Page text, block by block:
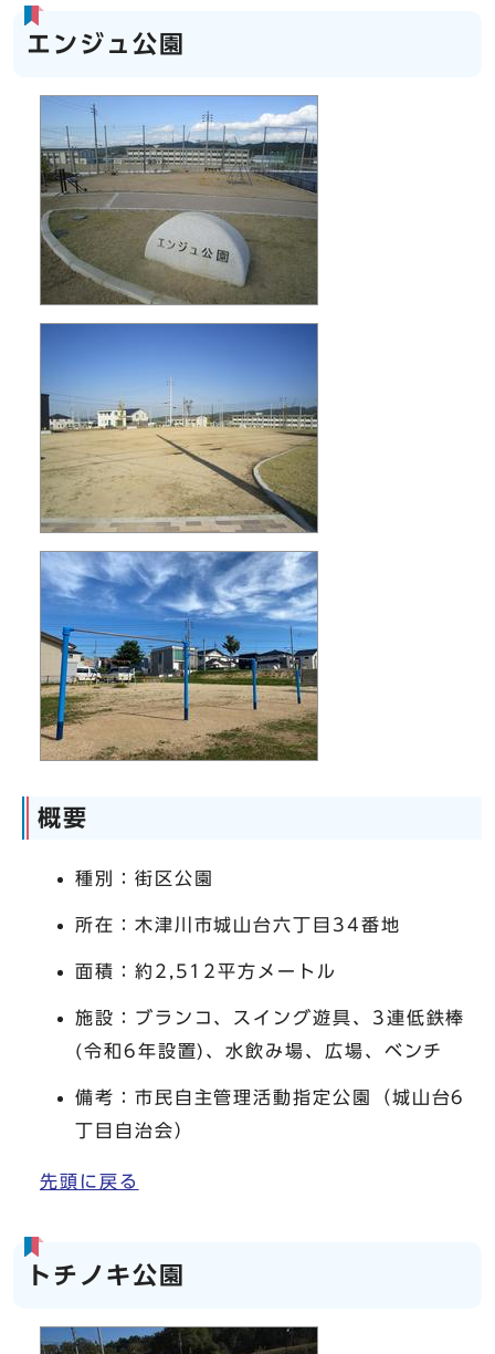
エンジュ公園
概要
種別：街区公園
所在：木津川市城山台六丁目34番地
面積：約2,512平方メートル
施設：ブランコ、スイング遊具、3連低鉄棒
(令和6年設置)、水飲み場、広場、ベンチ
備考：市民自主管理活動指定公園（城山台6
丁目自治会）
先頭に戻る
トチノキ公園